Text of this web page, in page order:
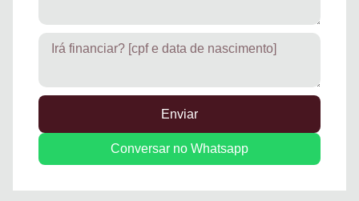
Enviar
Conversar no Whatsapp